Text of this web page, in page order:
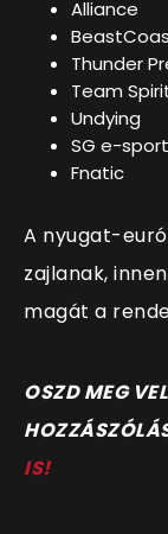
Alliance
Thunder
Team
Undying
SG e-
Fnatic
A nyugat-
zajlanak,
magát a
OSZD MEG
IS!